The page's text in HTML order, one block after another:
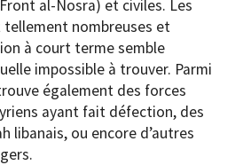
al-Nosra) et civiles. Les
nombreuses et
à court terme semble
impossible à trouver. Parmi
également des forces
ayant fait défection, des
libanais, ou encore d’autres